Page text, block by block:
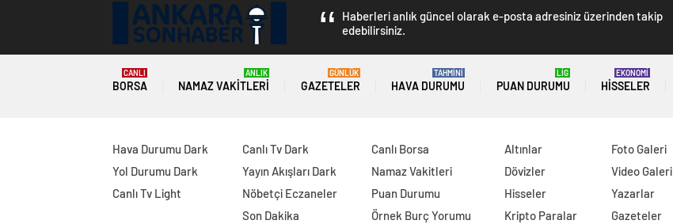
Haberleri anlık güncel olarak e-posta adresiniz üzerinden takip
edebilirsiniz.
BORSA
CANLI
NAMAZ VAKITLERI
ANLIK
GAZETELER
GÜNLÜK
HAVA DURUMU
TAHMİNİ
PUAN DURUMU
LİG
HISSELER
EKONOMİ
Hava Durumu Dark
Yol Durumu Dark
Canlı Tv Light
Canlı Tv Dark
Yayın Akışları Dark
Nöbetçi Eczaneler
Son Dakika
Canlı Borsa
Namaz Vakitleri
Puan Durumu
Örnek Burç Yorumu
Altınlar
Dövizler
Hisseler
Kripto Paralar
Foto Galeri
Video Galeri
Yazarlar
Gazeteler